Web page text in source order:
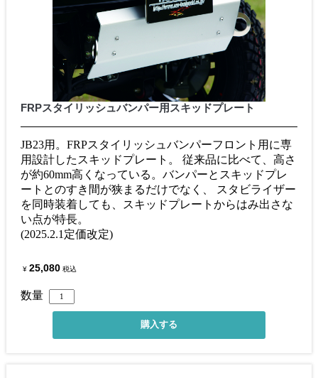
FRPスタイリッシュバンパー用スキッドプレート
JB23用。FRPスタイリッシュバンパーフロント用に専
用設計したスキッドプレート。 従来品に比べて、高さ
が約60mm高くなっている。バンパーとスキッドプレ
ートとのすき間が狭まるだけでなく、 スタビライザー
を同時装着しても、スキッドプレートからはみ出さな
い点が特長。
(2025.2.1定価改定)
¥ 25,080 税込
数量